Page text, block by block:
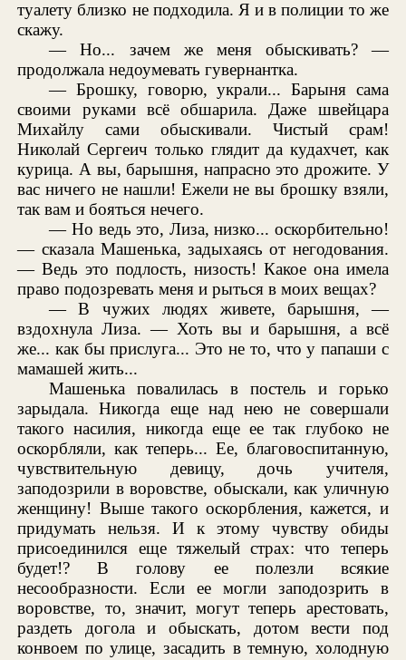
туалету близко не подходила. Я и в полиции то же
скажу.
— Но... зачем же меня обыскивать? —
продолжала недоумевать гувернантка.
— Брошку, говорю, украли... Барыня сама
своими руками всё обшарила. Даже швейцара
Михайлу сами обыскивали. Чистый срам!
Николай Сергеич только глядит да кудахчет, как
курица. А вы, барышня, напрасно это дрожите. У
вас ничего не нашли! Ежели не вы брошку взяли,
так вам и бояться нечего.
— Но ведь это, Лиза, низко... оскорбительно!
— сказала Машенька, задыхаясь от негодования.
— Ведь это подлость, низость! Какое она имела
право подозревать меня и рыться в моих вещах?
— В чужих людях живете, барышня, —
вздохнула Лиза. — Хоть вы и барышня, а всё
же... как бы прислуга... Это не то, что у папаши с
мамашей жить...
Машенька повалилась в постель и горько
зарыдала. Никогда еще над нею не совершали
такого насилия, никогда еще ее так глубоко не
оскорбляли, как теперь... Ее, благовоспитанную,
чувствительную девицу, дочь учителя,
заподозрили в воровстве, обыскали, как уличную
женщину! Выше такого оскорбления, кажется, и
придумать нельзя. И к этому чувству обиды
присоединился еще тяжелый страх: что теперь
будет!? В голову ее полезли всякие
несообразности. Если ее могли заподозрить в
воровстве, то, значит, могут теперь арестовать,
раздеть догола и обыскать, дотом вести под
конвоем по улице, засадить в темную, холодную